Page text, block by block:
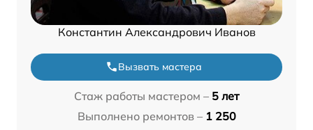
Константин Александрович Иванов
Вызвать мастера
Стаж работы мастером – 5 лет
Выполнено ремонтов – 1 250